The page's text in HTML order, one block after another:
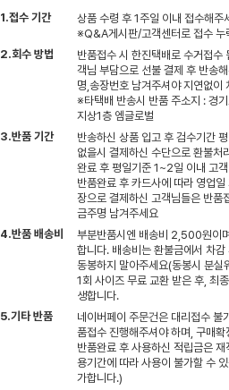
1.접수 기간
상품 수령 후 1주일 이내 접수해
※Q&A게시판/고객센터로 접수 누
2.회수 방법
반품접수 시 한진택배로 수거접수
객님 부담으로 선불 결제 후 반송
명,송장번호 남겨주셔야 지연없이
※타택배 반송시 반품 주소지 : 경
지상1층 엠글로벌
3.반품 기간
반송하신 상품 입고 후 검수기간
없을시 결제하신 수단으로 환불처
완료 후 평일기준 1~2일 이내 고
반품완료 후 카드사에 따라 영업
장으로 결제하신 고객님들은 반
금주명 남겨주세요
4.반품 배송비
부분반품시엔 배송비 2,500원이
합니다. 배송비는 환불금에서 차
동봉하지 말아주세요(동봉시 분실
1회 사이즈 무료 교환 받은 후, 최
생합니다.
5.기타 반품
네이버페이 주문건은 대리접수 불
품접수 진행해주셔야 하며, 구매
반품완료 후 사용하신 적립금은
용기간에 따라 사용이 불가할 수
가합니다.)